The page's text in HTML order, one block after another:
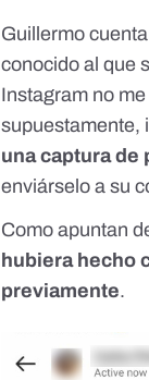
Guillermo
conocido al que
Instagram no
supuestamente,
una captura de
enviárselo a su
Como apuntan
hubiera hecho
previamente.